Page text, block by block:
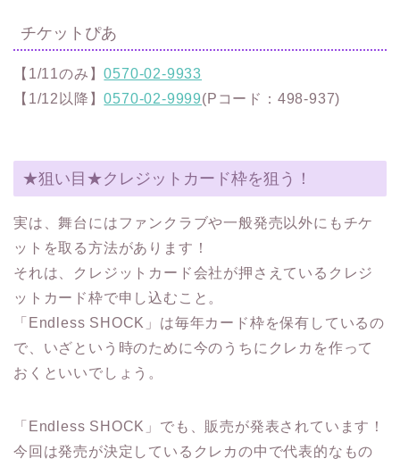
チケットぴあ
【1/11のみ】0570-02-9933
【1/12以降】0570-02-9999(Pコード：498-937)
★狙い目★クレジットカード枠を狙う！
実は、舞台にはファンクラブや一般発売以外にもチケ
ットを取る方法があります！
それは、クレジットカード会社が押さえているクレジ
ットカード枠で申し込むこと。
「Endless SHOCK」は毎年カード枠を保有しているの
で、いざという時のために今のうちにクレカを作って
おくといいでしょう。
「Endless SHOCK」でも、販売が発表されています！
今回は発売が決定しているクレカの中で代表的なもの